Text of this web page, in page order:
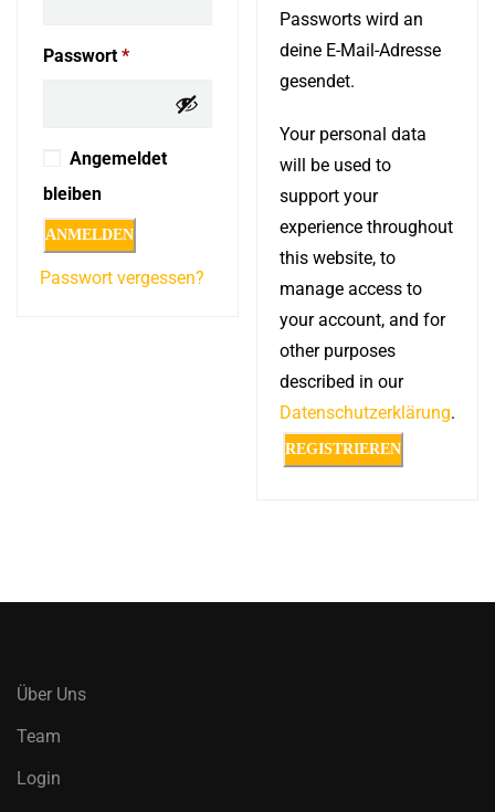
Passwort *Erforderlich
Alternative:
Angemeldet
bleiben
ANMELDEN
Passwort vergessen?
Passworts wird an
deine E-Mail-Adresse
gesendet.
Your personal data
will be used to
support your
experience throughout
this website, to
manage access to
your account, and for
other purposes
described in our
Datenschutzerklärung.
REGISTRIEREN
Über Uns
Team
Login